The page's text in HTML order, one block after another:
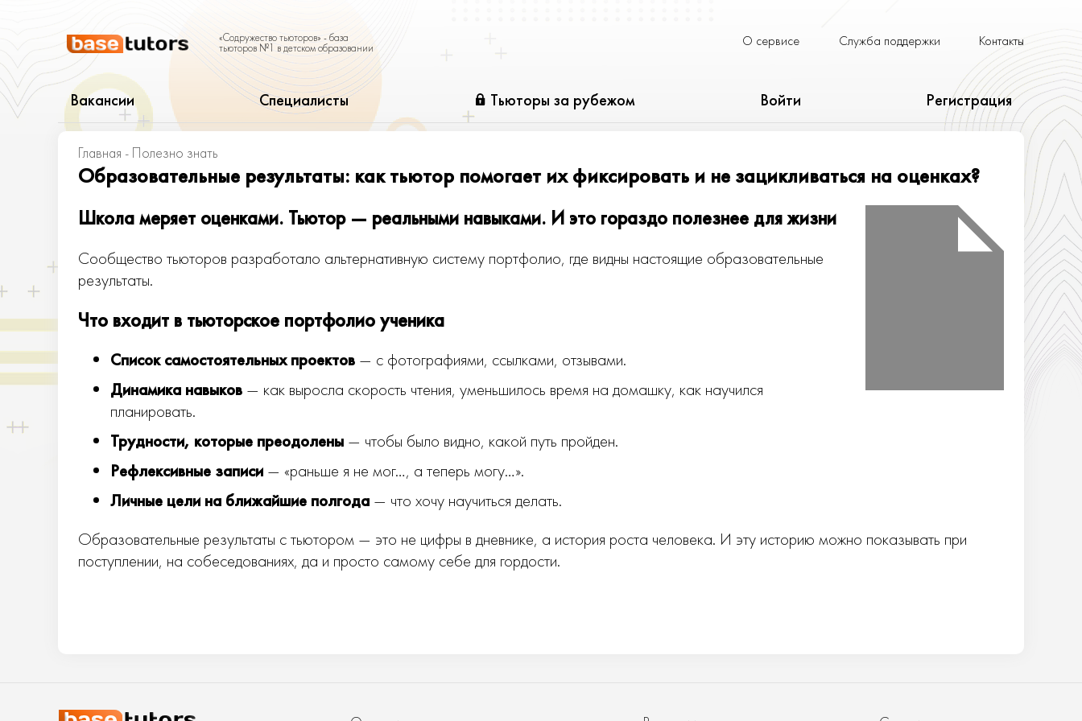
«Содружество тьюторов» - база
тьюторов №1 в детском образовании О сервисе Служба поддержки Контакты
Вакансии Специалисты Тьюторы за рубежом Войти Регистрация
Главная - Полезно знать
Образовательные результаты: как тьютор помогает их фиксировать и не зацикливаться на оценках?
Школа меряет оценками. Тьютор — реальными навыками. И это гораздо полезнее для жизни
Сообщество тьюторов разработало альтернативную систему портфолио, где видны настоящие образовательные
результаты.
Что входит в тьюторское портфолио ученика
Список самостоятельных проектов — с фотографиями, ссылками, отзывами.
Динамика навыков — как выросла скорость чтения, уменьшилось время на домашку, как научился
планировать.
Трудности, которые преодолены — чтобы было видно, какой путь пройден.
Рефлексивные записи — «раньше я не мог…, а теперь могу…».
Личные цели на ближайшие полгода — что хочу научиться делать.
Образовательные результаты с тьютором — это не цифры в дневнике, а история роста человека. И эту историю можно показывать при
поступлении, на собеседованиях, да и просто самому себе для гордости.